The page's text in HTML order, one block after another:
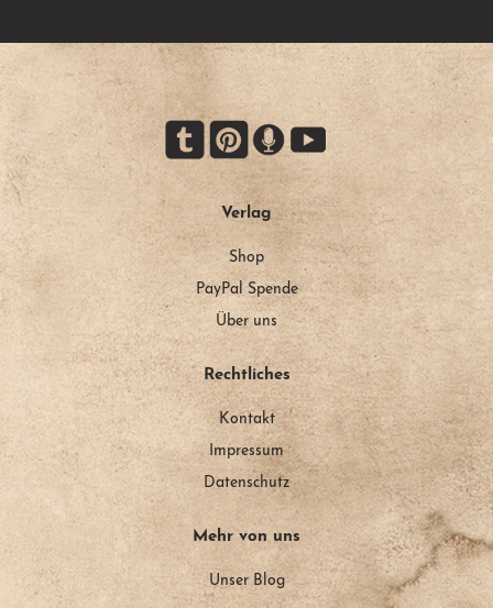
Verlag
Shop
PayPal Spende
Über uns
Rechtliches
Kontakt
Impressum
Datenschutz
Mehr von uns
Unser Blog